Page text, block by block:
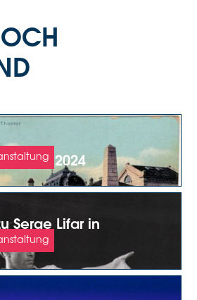
Bern 2024
Serge Lifar in